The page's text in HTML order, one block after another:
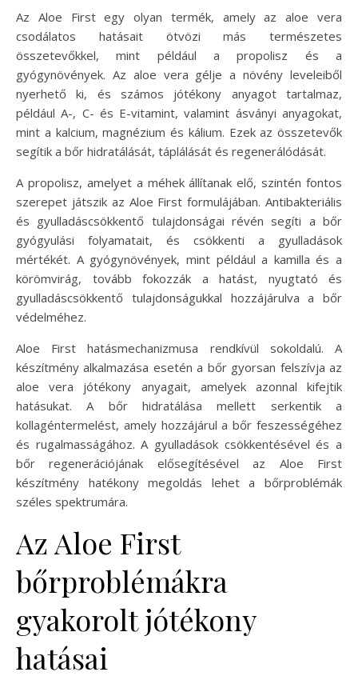
Az Aloe First egy olyan termék, amely az aloe vera
csodálatos hatásait ötvözi más természetes
összetevőkkel, mint például a propolisz és a
gyógynövények. Az aloe vera gélje a növény leveleiből
nyerhető ki, és számos jótékony anyagot tartalmaz,
például A-, C- és E-vitamint, valamint ásványi anyagokat,
mint a kalcium, magnézium és kálium. Ezek az összetevők
segítik a bőr hidratálását, táplálását és regenerálódását.
A propolisz, amelyet a méhek állítanak elő, szintén fontos
szerepet játszik az Aloe First formulájában. Antibakteriális
és gyulladáscsökkentő tulajdonságai révén segíti a bőr
gyógyulási folyamatait, és csökkenti a gyulladások
mértékét. A gyógynövények, mint például a kamilla és a
körömvirág, tovább fokozzák a hatást, nyugtató és
gyulladáscsökkentő tulajdonságukkal hozzájárulva a bőr
védelméhez.
Aloe First hatásmechanizmusa rendkívül sokoldalú. A
készítmény alkalmazása esetén a bőr gyorsan felszívja az
aloe vera jótékony anyagait, amelyek azonnal kifejtik
hatásukat. A bőr hidratálása mellett serkentik a
kollagéntermelést, amely hozzájárul a bőr feszességéhez
és rugalmasságához. A gyulladások csökkentésével és a
bőr regenerációjának elősegítésével az Aloe First
készítmény hatékony megoldás lehet a bőrproblémák
széles spektrumára.
Az Aloe First
bőrproblémákra
gyakorolt jótékony
hatásai